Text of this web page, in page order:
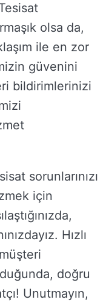
olsa da,
ile en zor
güvenini
bildirimlerinizi
sorunlarınızı
için
Hızlı
doğru
Unutmayın,